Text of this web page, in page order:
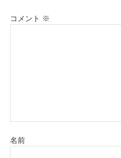
コメント ※
名前